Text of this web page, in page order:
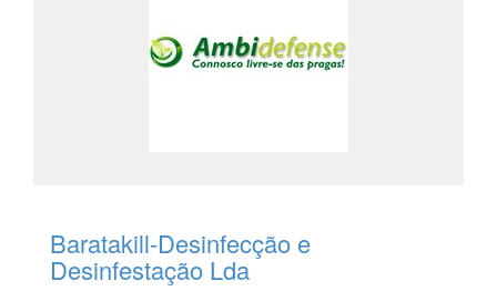
Baratakill-Desinfecção e
Desinfestação Lda